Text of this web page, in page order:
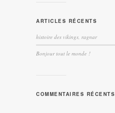
ARTICLES RÉCENTS
histoire des vikings, ragnar
Bonjour tout le monde !
COMMENTAIRES RÉCENTS